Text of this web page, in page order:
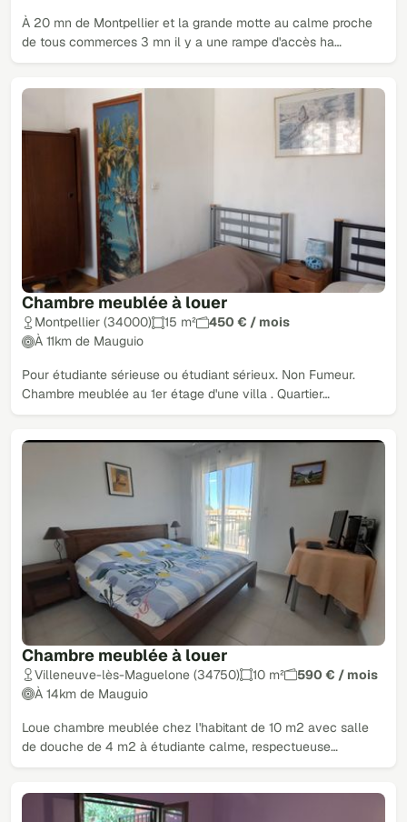
À 20 mn de Montpellier et la grande motte au calme proche
de tous commerces 3 mn il y a une rampe d'accès ha…
Chambre meublée à louer
Montpellier (34000) 15 m²
450 € / mois
À 11km de Mauguio
Pour étudiante sérieuse ou étudiant sérieux. Non Fumeur.
Chambre meublée au 1er étage d'une villa . Quartier…
Chambre meublée à louer
Villeneuve-lès-Maguelone (34750) 10 m²
590 € / mois
À 14km de Mauguio
Loue chambre meublée chez l'habitant de 10 m2 avec salle
de douche de 4 m2 à étudiante calme, respectueuse…